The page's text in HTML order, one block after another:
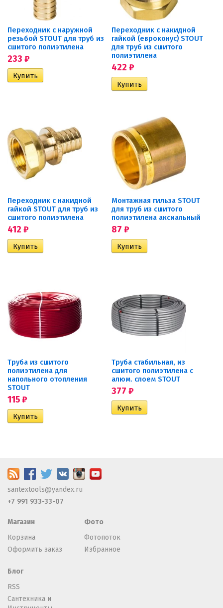
Переходник с наружной
резьбой STOUT для труб из
сшитого полиэтилена
233 ₽
Переходник с накидной
гайкой (евроконус) STOUT
для труб из сшитого
полиэтилена
422 ₽
Переходник с накидной
гайкой STOUT для труб из
сшитого полиэтилена
412 ₽
Монтажная гильза STOUT
для труб из сшитого
полиэтилена аксиальный
87 ₽
Труба из сшитого
полиэтилена для
напольного отопления
STOUT
115₽
Труба стабильная, из
сшитого полиэтилена с
алюм. слоем STOUT
377 ₽
santextools@yandex.ru
+7 991 933-33-07
Магазин
Корзина
Оформить заказ
Фото
Фотопоток
Избранное
Блог
RSS
Сантехника и